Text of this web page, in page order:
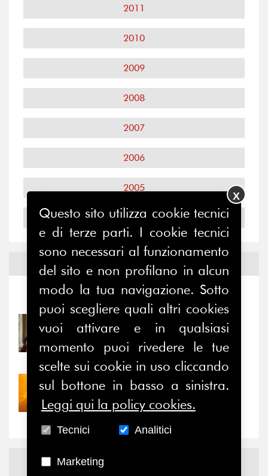
2011
2010
2009
2008
2007
2006
2005
2004
Eventi
Notizie- Eventi
31/07/2026
Prima della pausa estiva,
il valore di...
30/07/2026
Nove anni dopo la
“grande cecità”: la...
News
Questo sito utilizza cookie tecnici
e di terze parti. I cookie tecnici
sono necessari al funzionamento
del sito e non profilano in alcun
modo la tua navigazione. Sotto
puoi scegliere quali altri cookies
vuoi attivare e in qualsiasi
momento puoi rivedere le tue
scelte sui cookie in uso cliccando
sul bottone in basso a sinistra.
Leggi qui la policy cookies.
Tecnici Analitici
Marketing
X